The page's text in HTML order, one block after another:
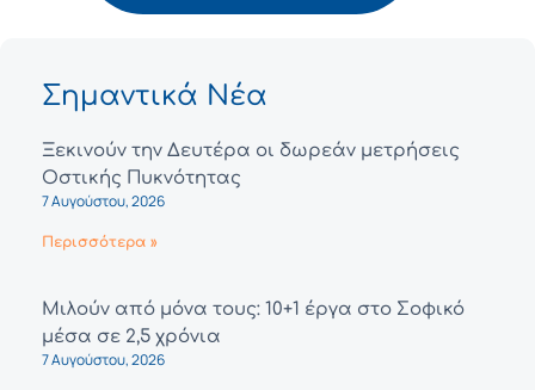
Σημαντικά Νέα
Ξεκινούν την Δευτέρα οι δωρεάν μετρήσεις
Οστικής Πυκνότητας
7 Αυγούστου, 2026
Περισσότερα »
Μιλούν από μόνα τους: 10+1 έργα στο Σοφικό
μέσα σε 2,5 χρόνια
7 Αυγούστου, 2026